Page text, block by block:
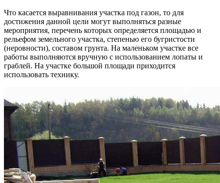
Что касается выравнивания участка под газон, то для
достижения данной цели могут выполняться разные
мероприятия, перечень которых определяется площадью и
рельефом земельного участка, степенью его бугристости
(неровности), составом грунта. На маленьком участке все
работы выполняются вручную с использованием лопаты и
граблей. На участке большой площади приходится
использовать технику.